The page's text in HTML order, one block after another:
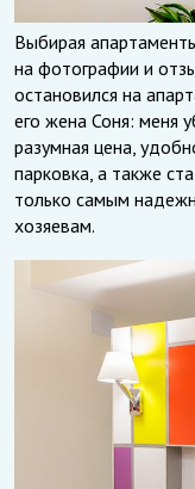
Выбирая
на фотографии и
остановился на
его жена Соня: меня
разумная цена,
парковка, а также
только самым
хозяевам.